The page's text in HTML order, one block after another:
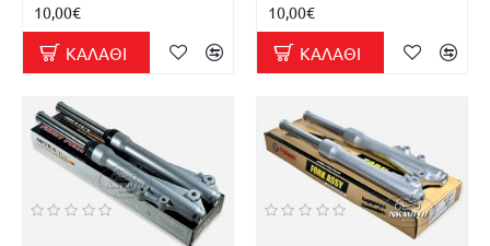
10,00€
ΚΑΛΆΘΙ
10,00€
ΚΑΛΆΘΙ